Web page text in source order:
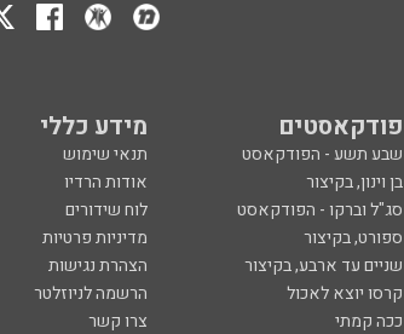
פודקאסטים מידע כללי
שבע תשע - הפודקאסט
תנאי שימוש
בן וינון, בקיצור
אודות הרדיו
סג"ל וברקו - הפודקאסט
לוח שידורים
ספורט, בקיצור
מדיניות פרטיות
שניים עד ארבע, בקיצור
הצהרת נגישות
קרסו יוצא לאכול
הרשמה לניוזלטר
ככה קמתי
צרו קשר